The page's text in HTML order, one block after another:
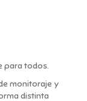
para todos.
monitoraje y
distinta